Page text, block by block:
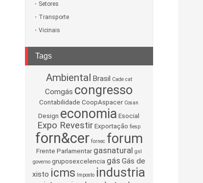
Setores
Transporte
Vicinais
Tags
Ambiental Brasil Cade cat
Comgás congresso
Contabilidade CoopAspacer Cosan
Design economia Esocial
Expo Revestir Exportação fiesp
forn&cer fornec forum
Frente Parlamentar gasnatural gnl
governo gruposexcelencia gás Gás de
xisto icms Imposto industria